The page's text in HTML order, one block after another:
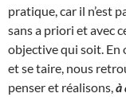
pratique, car il n’est
sans a priori et avec
objective qui soit. En
et se taire, nous
penser et réalisons, à